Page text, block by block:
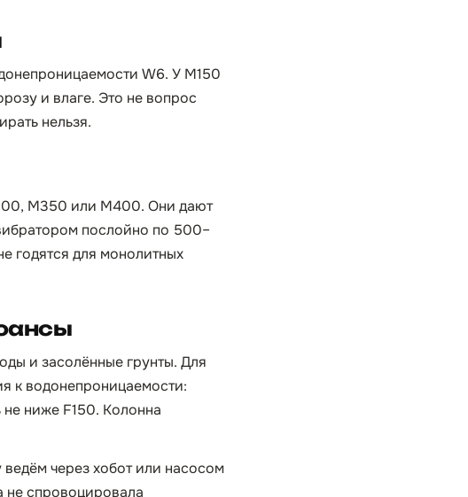
W6. У М150
и влаге. Это не вопрос
нельзя.
М350 или М400. Они дают
послойно по 500–
годятся для монолитных
и засолённые грунты. Для
к водонепроницаемости:
ниже F150. Колонна
через хобот или насосом
не спровоцировала